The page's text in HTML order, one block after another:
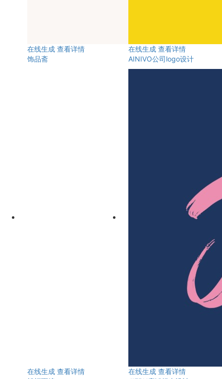
在线生成 查看详情
饰品斋
在线生成 查看详情
AINIVO公司logo设计
在线生成 查看详情
在线生成 查看详情